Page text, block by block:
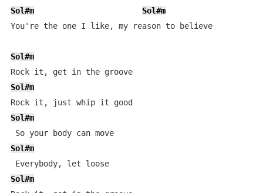
Sol#m
Sol#m
You're the one I like, my reason to believe
Sol#m
Rock it, get in the groove
Sol#m
Sol#m
So your body can move
Sol#m
Everybody, let loose
Sol#m